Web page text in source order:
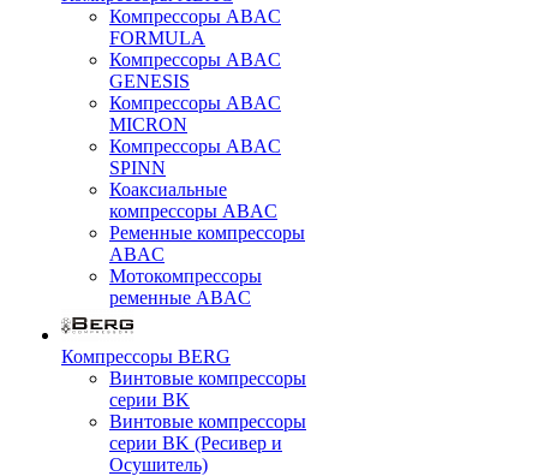
Компрессоры ABAC
FORMULA
Компрессоры ABAC
GENESIS
Компрессоры ABAC
MICRON
Компрессоры ABAC
SPINN
Коаксиальные
компрессоры ABAC
Ременные компрессоры
ABAC
Мотокомпрессоры
ременные ABAC
Компрессоры BERG
Винтовые компрессоры
серии BK
Винтовые компрессоры
серии BK (Ресивер и
Осушитель)